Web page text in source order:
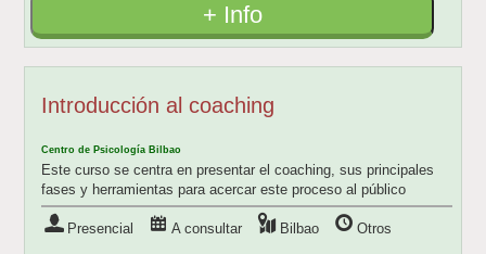
+ Info
Introducción al coaching
Centro de Psicología Bilbao
Este curso se centra en presentar el coaching, sus principales
fases y herramientas para acercar este proceso al público
general.
Presencial
A consultar Bilbao Otros